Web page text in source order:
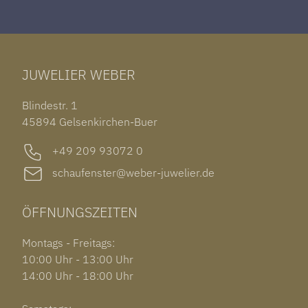
IWC PORTUGIESER
ARMSCHMUCK
OHRSCHMUCK
OUT OF COLLECTION
TAG HEUER CARRERA
ROLEX SUBMARINER DATE
GARMIN VENU 3S
JUWELIER WEBER
Blindestr. 1
45894 Gelsenkirchen-Buer
+49 209 93072 0
schaufenster@weber-juwelier.de
ÖFFNUNGSZEITEN
Montags - Freitags:
10:00 Uhr - 13:00 Uhr
14:00 Uhr - 18:00 Uhr